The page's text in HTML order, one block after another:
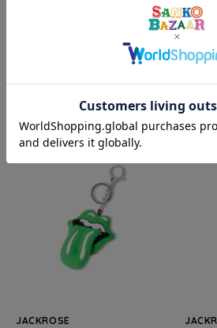
RS No.9 Lips&Tongue STUFFED
¥3,190
RS
JACKROSE